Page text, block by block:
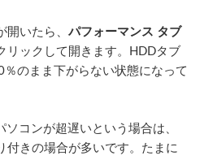
いたら、 パフォーマンス タブ
リックして開きます。HDDタブ
のまま下がらない状態になって
コンが超遅いという場合は、
付きの場合が多いです。たまに